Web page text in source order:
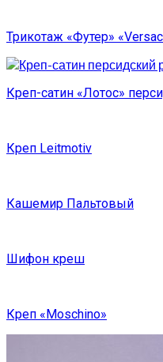
Трикотаж «Футер»
Креп-сатин «Лотос»
Креп Leitmotiv
Кашемир Пальтовый
Шифон креш
Креп «Moschino»